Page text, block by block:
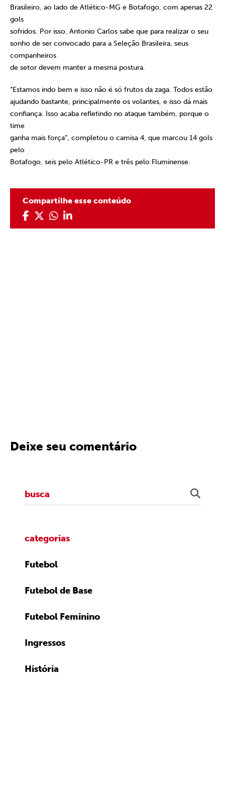
Brasileiro, ao lado de Atlético-MG e Botafogo, com apenas 22
gols
sofridos. Por isso, Antonio Carlos sabe que para realizar o seu
sonho de ser convocado para a Seleção Brasileira, seus
companheiros
de setor devem manter a mesma postura.
“Estamos indo bem e isso não é só frutos da zaga. Todos estão
ajudando bastante, principalmente os volantes, e isso dá mais
confiança. Isso acaba refletindo no ataque também, porque o
time
ganha mais força”, completou o camisa 4, que marcou 14 gols
pelo
Botafogo, seis pelo Atlético-PR e três pelo Fluminense.
Compartilhe esse conteúdo
Deixe seu comentário
categorias
Futebol
Futebol de Base
Futebol Feminino
Ingressos
História